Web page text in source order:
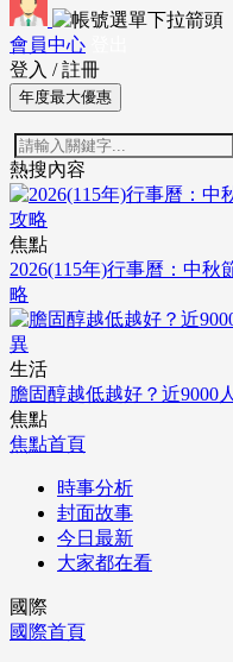
會員中心
登入 / 註冊
年度最大優惠
熱搜內容
焦點
2026(115年)行事曆：中
略
生活
膽固醇越低越好？近9000
焦點
焦點首頁
時事分析
封面故事
今日最新
大家都在看
國際
國際首頁